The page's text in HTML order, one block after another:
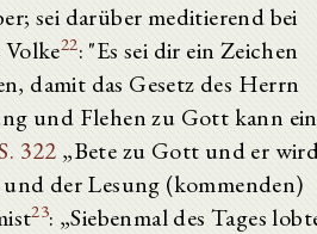
sei darüber meditierend bei
22: "Es sei dir ein Zeichen
damit das Gesetz des Herrn
und Flehen zu Gott kann ein
322 „Bete zu Gott und er
der Lesung (kommenden)
23: „Siebenmal des Tages